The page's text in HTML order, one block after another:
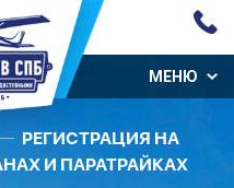
МЕНЮ
РЕГИСТРАЦИЯ НА
И ПАРАТРАЙКАХ